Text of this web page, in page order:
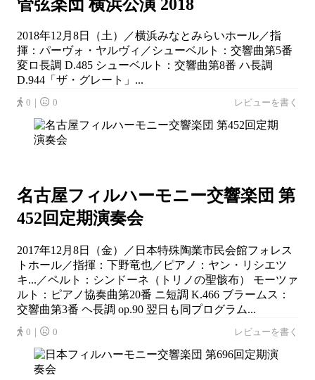
管弦楽団 横浜公演 2018
2018年12月8日（土）／横浜みなとみらいホール／指
揮：パーヴォ・ヤルヴィ／シューベルト：交響曲第5番
変ロ長調 D.485 シューベルト：交響曲第8番 ハ長調
D.944「ザ・グレート」...
0｜ 0 レビューを書く
名古屋フィルハーモニー交響楽団 第
452回定期演奏会
2017年12月8日（金）／日本特殊陶業市民会館フォレス
トホール／指揮：下野竜也／ピアノ：ヤン・リシエツ
キ...／ペルト：シンドーネ（トリノの聖骸布） モーツァ
ルト：ピアノ協奏曲第20番 ニ短調 K.466 ブラームス：
交響曲第3番 ヘ長調 op.90 翌日も同プログラム...
0｜ 0 レビューを書く